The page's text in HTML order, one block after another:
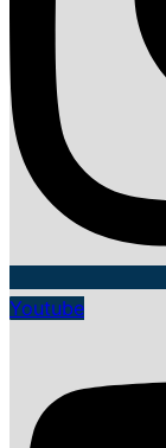
Youtube